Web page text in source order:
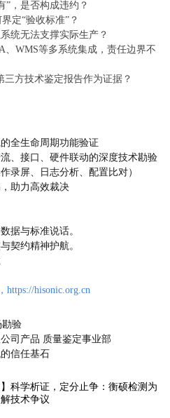
”，是否构成违约？
定“验收标准”？
统无法支撑实际生产？
、WMS等多系统集成，责任边界不
方技术鉴定报告作为证据？
全生命周期功能验证
、接口、硬件联动的深度技术勘验
录屏、日志分析、配置比对）
助力高效裁决
据与标准说话。
契约精神护航。
https://hisonic.org.cn
勘验
司产品 质量鉴定事业部
信任基石
科学析证，定分止争：衡硕检测为
技术争议